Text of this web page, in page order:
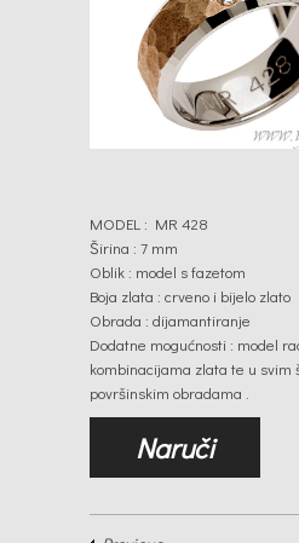
MODEL : MR 428
Širina : 7 mm
Oblik : model s fazetom
Boja zlata : crveno i bijelo zlato
Obrada : dijamantiranje
Dodatne mogućnosti : model
kombinacijama zlata te u svim
površinskim obradama .
Naruči